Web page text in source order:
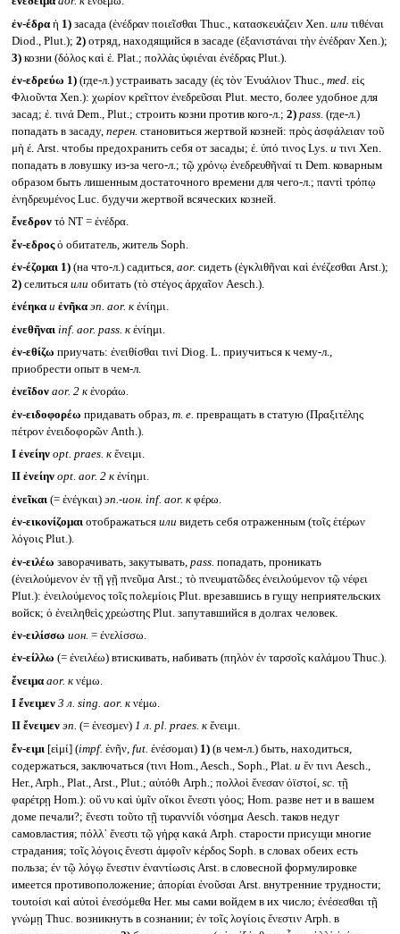
ἐν-έδρα ἡ 1)засада (ἐνέδραν ποιεῖσθαι Thuc., κατασκευάζειν Xen. или τιθέναι
Diod., Plut.); 2)отряд, находящийся в засаде (ἐξανιστάναι τὴν ἐνέδραν Xen.);
3)козни (δόλος καὶ ἐ. Plat.; πολλὰς ὑφιέναι ἐνέδρας Plut.).
ἐν-εδρεύω 1)(где-л.) устраивать засаду (ἐς τὸν Ἐνυάλιον Thuc., med. εἰς
Φλιοῦντα Xen.): χωρίον κρεῖττον ἐνεδρεῦσαι Plut. место, более удобное для
засад; ἐ. τινά Dem., Plut.; строить козни против кого-л.; 2) pass. (где-л.)
попадать в засаду, перен. становиться жертвой козней: πρὸς ἀσφάλειαν τοῦ
μὴ ἐ. Arst. чтобы предохранить себя от засады; ἐ. ὑπό τινος Lys. и τινι Xen.
попадать в ловушку из-за чего-л.; τῷ χρόνῳ ἐνεδρευθῆναί τι Dem. коварным
образом быть лишенным достаточного времени для чего-л.; παντὶ τρόπῳ
ἐνηδρευμένος Luc. будучи жертвой всяческих козней.
ἔνεδρον τό NT = ἐνέδρα.
ἔν-εδροςὁ обитатель, житель Soph.
ἐν-έζομαι 1)(на что-л.) садиться, aor. сидеть (ἐγκλιθῆναι καὶ ἐνέζεσθαι Arst.);
2)селиться или обитать (τὸ στέγος ἀρχαῖον Aesch.).
ἐνέηκα и ἐνῆκα эп. aor. кἐνίημι.
ἐνεθῆναι inf. aor. pass. кἐνίημι.
ἐν-εθίζω приучать: ἐνειθίσθαι τινί Diog. L. приучиться к чему-л.,
приобрести опыт в чем-л.
ἐνεῖδον aor. 2 кἐνοράω.
ἐν-ειδοφορέω придавать образ, т. е. превращать в статую (Πραξιτέλης
πέτρον ἐνειδοφορῶν Anth.).
I ἐνείην opt. praes. кἔνειμι.
II ἐνείην opt. aor. 2 кἐνίημι.
ἐνεῖκαι (= ἐνέγκαι)эп.-ион. inf. aor. кφέρω.
ἐν-εικονίζομαι отображаться или видеть себя отраженным (τοῖς ἑτέρων
λόγοις Plut.).
ἐν-ειλέω заворачивать, закутывать, pass. попадать, проникать
(ἐνειλούμενον ἐν τῇ γῇ πνεῦμα Arst.; τὸ πνευματῶδες ἐνειλούμενον τῷ νέφει
Plut.): ἐνειλούμενος τοῖς πολεμίοις Plut. врезавшись в гущу неприятельских
войск; ὁ ἐνειληθεὶς χρεώστης Plut. запутавшийся в долгах человек.
ἐν-ειλίσσω ион. = ἐνελίσσω.
ἐν-είλλω (= ἐνειλέω) втискивать, набивать (πηλὸν ἐν ταρσοῖς καλάμου Thuc.).
ἔνειμα aor. кνέμω.
I ἔνειμεν 3 л. sing. aor. кνέμω.
II ἔνειμεν эп. (= ἐνεσμεν)1 л. pl. praes. кἔνειμι.
ἔν-ειμι [εἰμί] (impf. ἐνῆν, fut. ἐνέσομαι) 1)(в чем-л.) быть, находиться,
содержаться, заключаться (τινι Hom., Aesch., Soph., Plat. и ἔν τινι Aesch.,
Her., Arph., Plat., Arst., Plut.; αὐτόθι Arph.; πολλοὶ ἔνεσαν ὀϊστοί, sc. τῇ
φαρέτρῃ Hom.): οὔ νυ καὶ ὑμῖν οἴκοι ἔνεστι γόος; Hom. разве нет и в вашем
доме печали?; ἔνεστι τοῦτο τῇ τυραννίδι νόσημα Aesch. таков недуг
самовластия; πόλλ᾽ ἔνεστι τῷ γήρᾳ κακά Arph. старости присущи многие
страдания; τοῖς λόγοις ἔνεστι ἀμφοῖν κέρδος Soph. в словах обеих есть
польза; ἐν τῷ λόγῳ ἔνεστιν ἐναντίωσις Arst. в словесной формулировке
имеется противоположение; ἀπορίαι ἐνοῦσαι Arst. внутренние трудности;
τουτοίσι καὶ αὐτοὶ ἐνεσόμεθα Her. мы сами войдем в их число; ἐνέσεσθαι τῇ
γνώμῃ Thuc. возникнуть в сознании; ἐν τοῖς λογίοις ἔνεστιν Arph. в